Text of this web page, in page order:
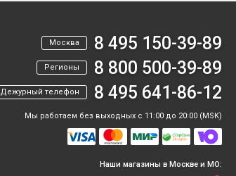
Москва 8 495 150-39-89
Регионы 8 800 500-39-89
Дежурный телефон 8 495 641-86-12
Мы работаем без выходных с 11:00 до 20:00 (MSK)
Наши магазины в Москве и МО: